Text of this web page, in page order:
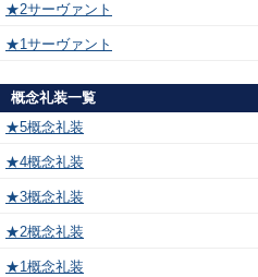
★2サーヴァント
★1サーヴァント
概念礼装一覧
★5概念礼装
★4概念礼装
★3概念礼装
★2概念礼装
★1概念礼装